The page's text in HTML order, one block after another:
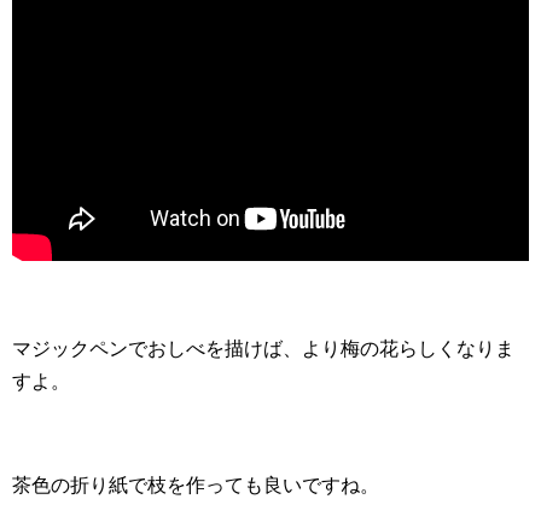
マジックペンでおしべを描けば、より梅の花らしくなりま
すよ。
茶色の折り紙で枝を作っても良いですね。